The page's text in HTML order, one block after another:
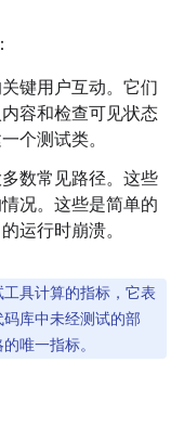
键用户互动。它们
容和检查可见状态
个测试类。
多数常见路径。这些
况。这些是简单的
运行时崩溃。
具计算的指标，它表
库中未经测试的部
唯一指标。